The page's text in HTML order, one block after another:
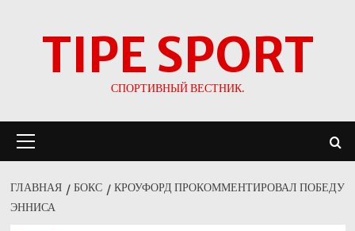
TIPE SPORT
СПОРТИВНЫЙ ВЕСТНИК.
меню
ГЛАВНАЯ БОКС
КРОУФОРД ПРОКОММЕНТИРОВАЛ ПОБЕДУ
ЭННИСА